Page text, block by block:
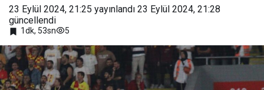
23 Eylül 2024, 21:25 yayınlandı 23 Eylül 2024, 21:28
güncellendi
1dk, 53sn 5